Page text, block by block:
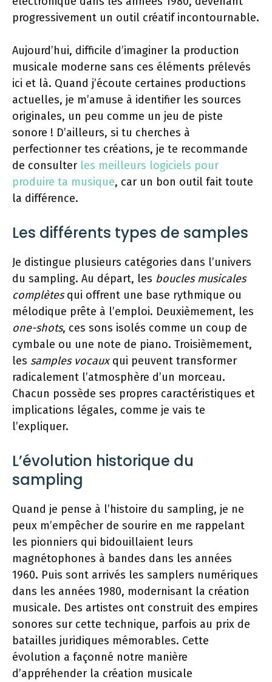
progressivement un outil créatif incontournable.
Aujourd’hui, difficile d’imaginer la production
musicale moderne sans ces éléments prélevés
ici et là. Quand j’écoute certaines productions
actuelles, je m’amuse à identifier les sources
originales, un peu comme un jeu de piste
sonore ! D’ailleurs, si tu cherches à
perfectionner tes créations, je te recommande
de consulter les meilleurs logiciels pour
produire ta musique, car un bon outil fait toute
la différence.
Les différents types de samples
Je distingue plusieurs catégories dans l’univers
du sampling. Au départ, les boucles musicales
complètesqui offrent une base rythmique ou
mélodique prête à l’emploi. Deuxièmement, les
one-shots, ces sons isolés comme un coup de
cymbale ou une note de piano. Troisièmement,
les samples vocauxqui peuvent transformer
radicalement l’atmosphère d’un morceau.
Chacun possède ses propres caractéristiques et
implications légales, comme je vais te
l’expliquer.
L’évolution historique du
sampling
Quand je pense à l’histoire du sampling, je ne
peux m’empêcher de sourire en me rappelant
les pionniers qui bidouillaient leurs
magnétophones à bandes dans les années
1960. Puis sont arrivés les samplers numériques
dans les années 1980, modernisant la création
musicale. Des artistes ont construit des empires
sonores sur cette technique, parfois au prix de
batailles juridiques mémorables. Cette
évolution a façonné notre manière
d’appréhender la création musicale